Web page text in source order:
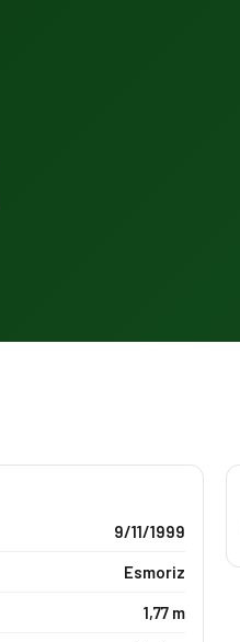
9/11/1999
Esmoriz
1,77 m